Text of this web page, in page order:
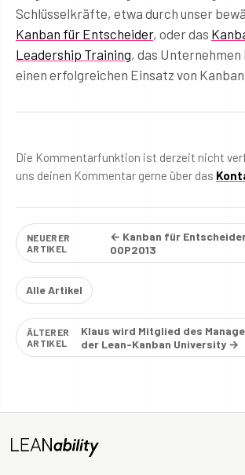
Schlüsselkräfte, etwa durch unser
Kanban für Entscheider, oder das
Leadership Training, das
einen erfolgreichen Einsatz von
Die Kommentarfunktion ist derzeit nicht
uns deinen Kommentar gerne über das
NEUERER
ARTIKEL
← Kanban für
OOP2013
Alle Artikel
ÄLTERER
ARTIKEL
Klaus wird Mitglied des
der Lean-Kanban University →